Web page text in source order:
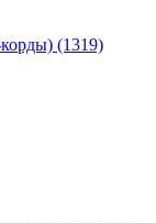
(1319)